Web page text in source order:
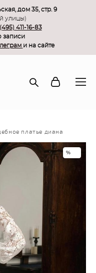
дом 35, стр. 9
улицы)
411-16-83
записи
и на сайте
платье диана
%